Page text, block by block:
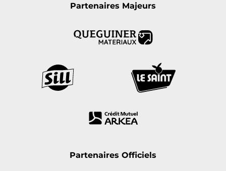
Partenaires Majeurs
Partenaires Officiels